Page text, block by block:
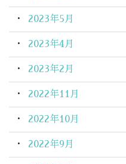
2023年5月
2023年4月
2023年2月
2022年11月
2022年10月
2022年9月